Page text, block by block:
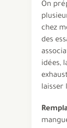
On
chez
des
idées,
laisser